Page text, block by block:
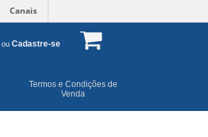
Canais
ou Cadastre-se
Termos e Condições de
Venda